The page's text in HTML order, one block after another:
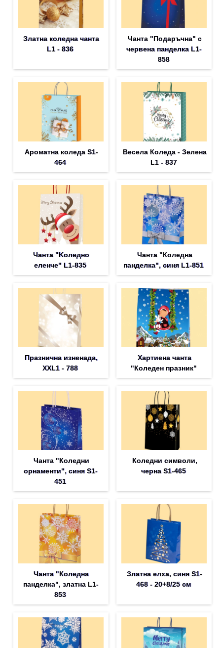
Златна коледна чанта
L1 - 836
Чанта "Подаръчна" с
червена панделка L1-
858
Ароматна коледа S1-
464
Весела Коледа - Зелена
L1 - 837
Чанта "Koледно
еленче" L1-835
Чанта "Коледна
панделка", синя L1-851
Празнична изненада,
XXL1 - 788
Хартиена чанта
"Коледен празник"
Чанта "Коледни
орнаменти", синя S1-
451
Коледни символи,
черна S1-465
Чанта "Коледна
панделка", златна L1-
853
Златна елха, синя S1-
468 - 20+8/25 см